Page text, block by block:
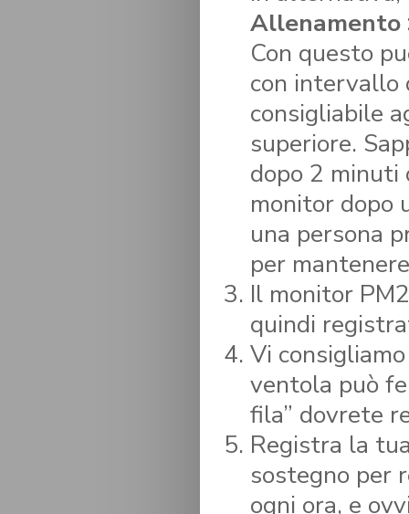
Allenamento
Con questo
con intervallo
consigliabile
superiore.
dopo 2
monitor dopo
una persona
per
Il monitor
quindi
Vi
ventola può
fila” dovrete
Registra la
sostegno per
ogni ora, e